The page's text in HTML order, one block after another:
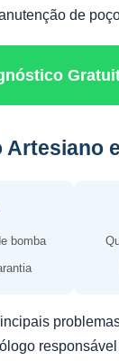
de
bomba